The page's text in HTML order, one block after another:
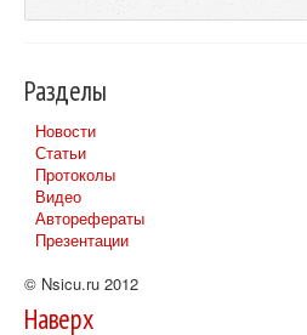
Разделы
Новости
Статьи
Протоколы
Видео
Авторефераты
Презентации
© Nsicu.ru 2012
Наверх